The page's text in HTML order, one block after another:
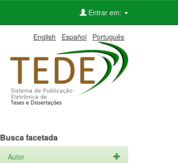
Entrar em:
English Español Português
Busca facetada
Autor